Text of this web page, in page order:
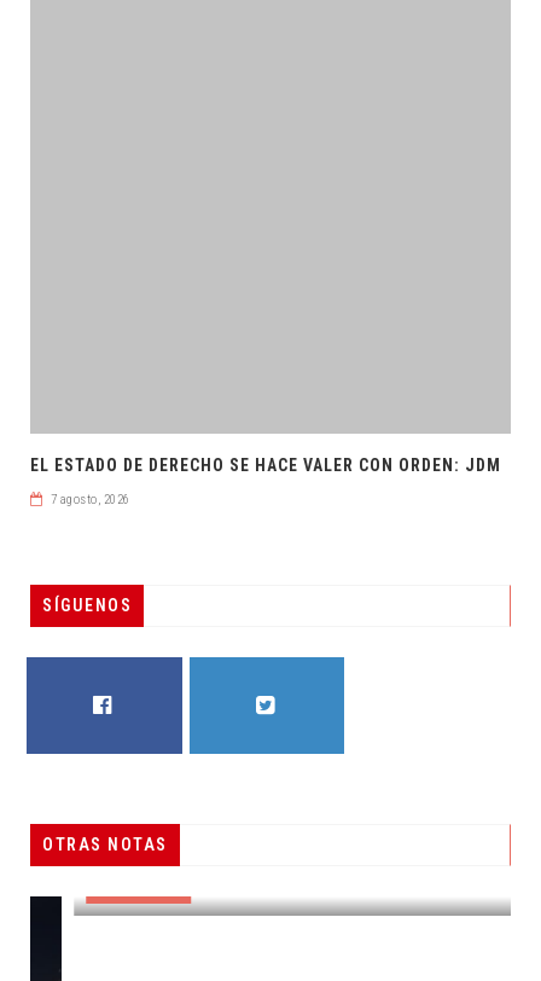
EL ESTADO DE DERECHO SE HACE VALER CON ORDEN: JDM
7 agosto, 2026
SÍGUENOS
OTRAS NOTAS
RESUELVEN DOS CASOS DE ENGAÑO TELEFÓNICO